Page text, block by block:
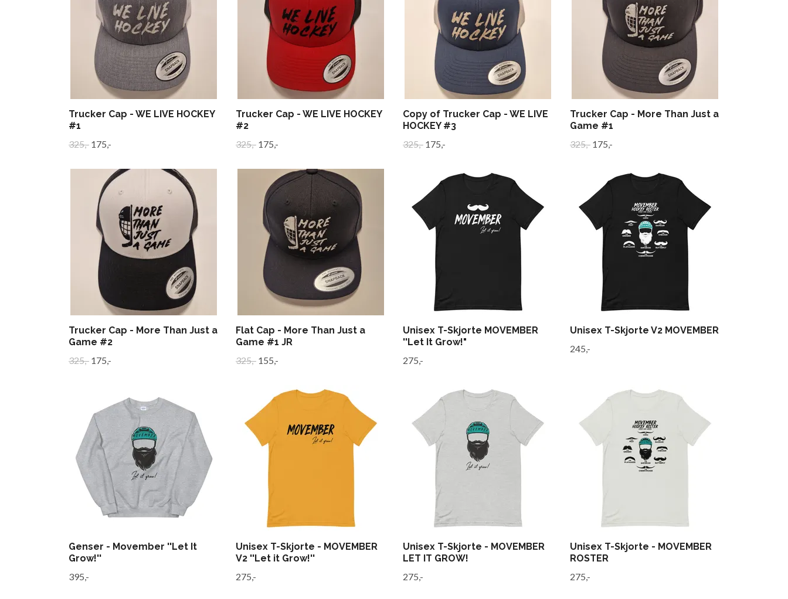
Trucker Cap - WE LIVE HOCKEY
#1
325,- 175,-
Trucker Cap - WE LIVE HOCKEY
#2
325,- 175,-
Copy of Trucker Cap - WE LIVE
HOCKEY #3
325,- 175,-
Trucker Cap - More Than Just a
Game #1
325,- 175,-
Trucker Cap - More Than Just a
Game #2
325,- 175,-
Flat Cap - More Than Just a
Game #1 JR
325,- 155,-
Unisex T-Skjorte MOVEMBER
''Let It Grow!"
275,-
Unisex T-Skjorte V2 MOVEMBER
245,-
Genser - Movember ''Let It
Grow!''
395,-
Unisex T-Skjorte - MOVEMBER
V2 ''Let it Grow!''
275,-
Unisex T-Skjorte - MOVEMBER
LET IT GROW!
275,-
Unisex T-Skjorte - MOVEMBER
ROSTER
275,-